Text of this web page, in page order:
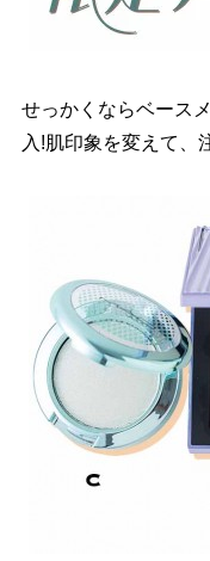
せっかくならベース
入!肌印象を変えて、